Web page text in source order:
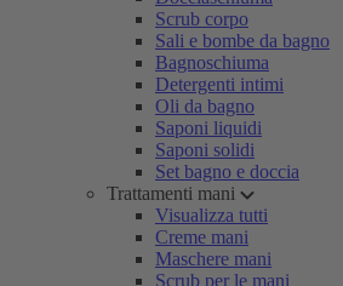
Scrub corpo
Sali e bombe da bagno
Bagnoschiuma
Detergenti intimi
Oli da bagno
Saponi liquidi
Saponi solidi
Set bagno e doccia
Trattamenti mani
Visualizza tutti
Creme mani
Maschere mani
Scrub per le mani